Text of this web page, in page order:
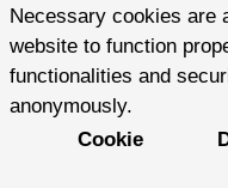
Necessary cookies are
website to function
functionalities and
anonymously.
Cookie